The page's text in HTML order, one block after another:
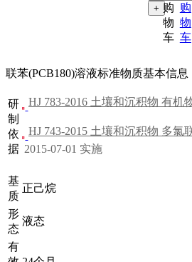
购
物
车
购
物
车
联苯(PCB180)溶液标准物质基本信息
研
制
依
据 2015-07-01 实施
基
质
正己烷
形
态
液态
有